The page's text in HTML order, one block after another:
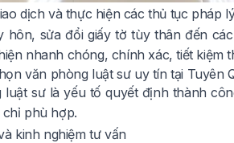
dịch và thực hiện các thủ tục pháp
hôn, sửa đổi giấy tờ tùy thân đến
nhanh chóng, chính xác, tiết kiệm
văn phòng luật sư uy tín tại Tuyên
sư là yếu tố quyết định thành
phù hợp.
kinh nghiệm tư vấn